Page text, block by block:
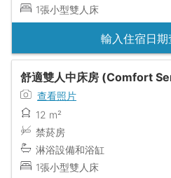
1張小型雙人床
輸入住宿日
舒適雙人中床房 (Comfort
查看照片
12 m²
禁菸房
淋浴設備和浴缸
1張小型雙人床